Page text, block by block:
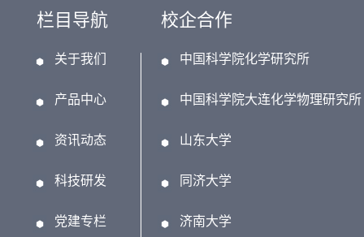
栏目导航
关于我们
产品中心
资讯动态
科技研发
党建专栏
校企合作
中国科学院化学研究所
中国科学院大连化学物理研究所
山东大学
同济大学
济南大学